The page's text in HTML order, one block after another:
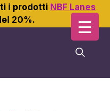
i prodotti NBF Lanes
20%.